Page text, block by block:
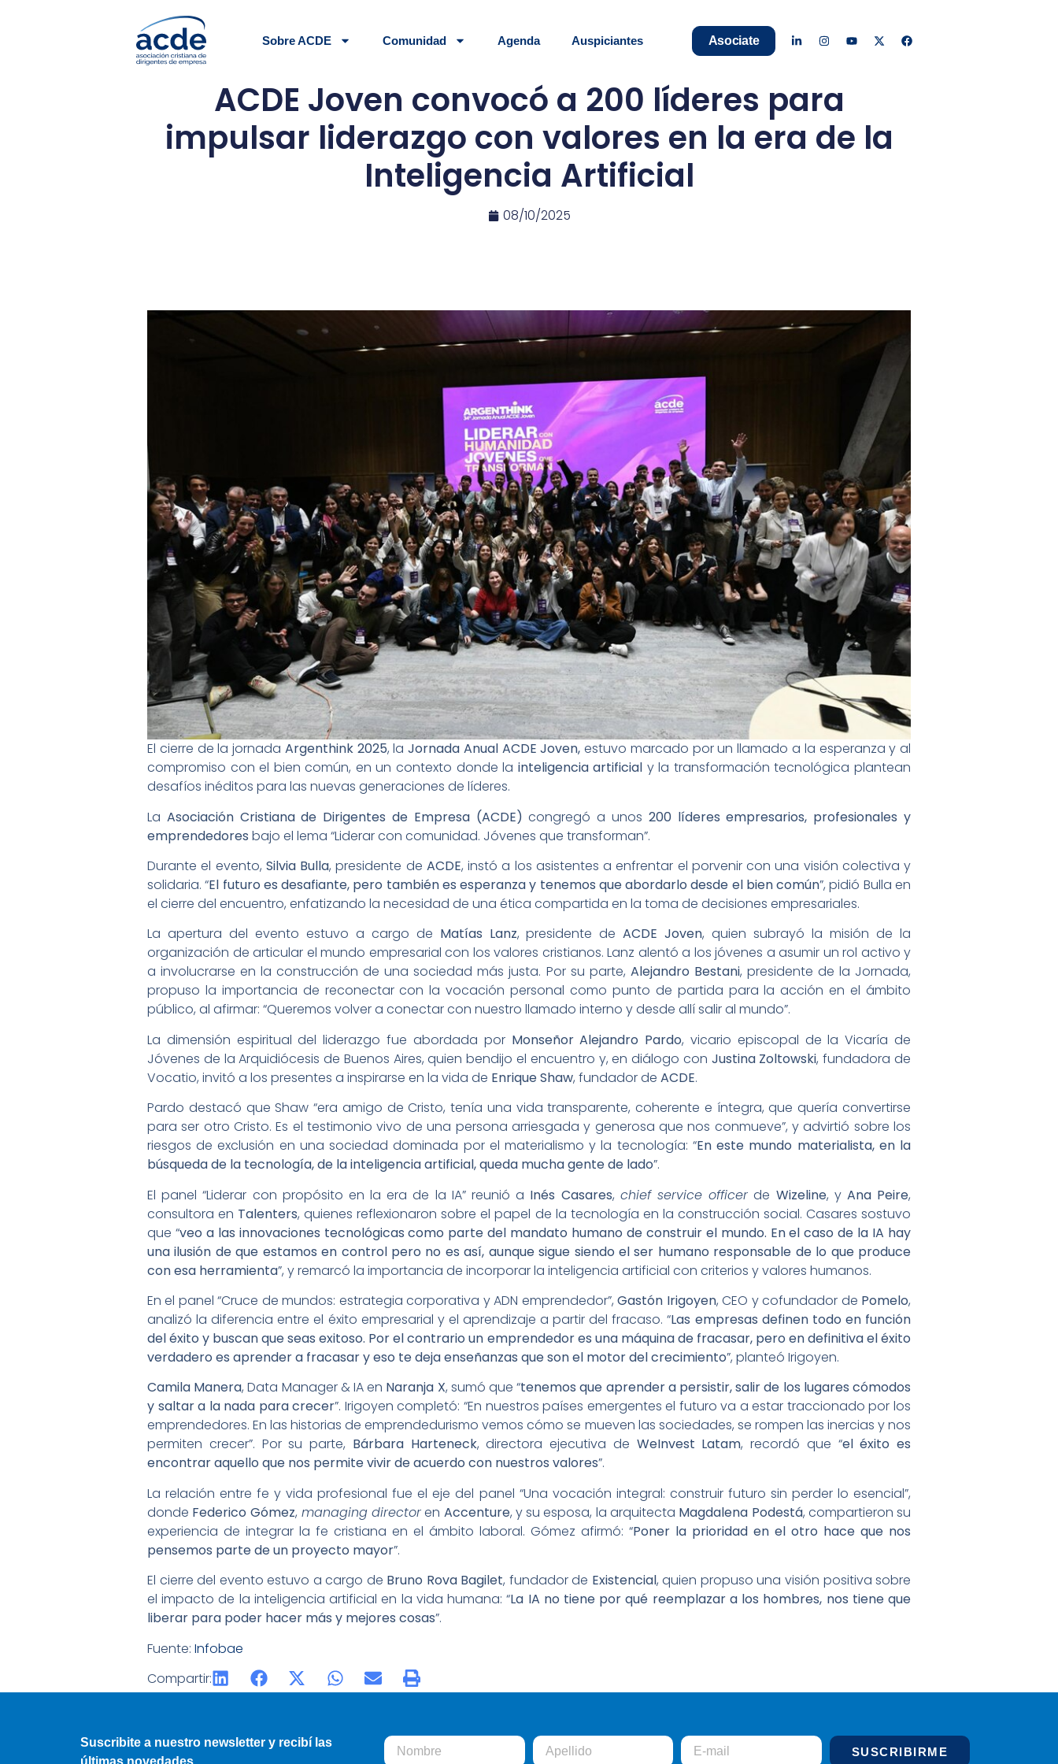
Sobre ACDE Comunidad Agenda Auspiciantes Asociate
ACDE Joven convocó a 200 líderes para
impulsar liderazgo con valores en la era de la
Inteligencia Artificial
08/10/2025
El cierre de la jornada Argenthink 2025, laJornada Anual ACDE Joven,estuvo marcado por un llamado a la esperanza y al
compromiso con el bien común, en un contexto donde la inteligencia artificial y la transformación tecnológica plantean
desafíos inéditos para las nuevas generaciones de líderes.
La Asociación Cristiana de Dirigentes de Empresa (ACDE) congregó a unos 200 líderes empresarios, profesionales y
emprendedores bajo el lema “Liderar con comunidad. Jóvenes que transforman”.
Durante el evento, Silvia Bulla, presidente de ACDE, instó a los asistentes a enfrentar el porvenir con una visión colectiva y
solidaria. “El futuro es desafiante, pero también es esperanza y tenemos que abordarlo desde el bien común”, pidió Bulla en
el cierre del encuentro, enfatizando la necesidad de una ética compartida en la toma de decisiones empresariales.
La apertura del evento estuvo a cargo de Matías Lanz, presidente deACDE Joven, quien subrayó la misión de la
organización de articular el mundo empresarial con los valores cristianos. Lanz alentó a los jóvenes a asumir un rol activo y
a involucrarse en la construcción de una sociedad más justa. Por su parte, Alejandro Bestani, presidente de la Jornada,
propuso la importancia de reconectar con la vocación personal como punto de partida para la acción en el ámbito
público, al afirmar: “Queremos volver a conectar con nuestro llamado interno y desde allí salir al mundo”.
La dimensión espiritual del liderazgo fue abordada por Monseñor Alejandro Pardo, vicario episcopal de la Vicaría de
Jóvenes de la Arquidiócesis de Buenos Aires, quien bendijo el encuentro y, en diálogo con Justina Zoltowski, fundadora de
Vocatio, invitó a los presentes a inspirarse en la vida de Enrique Shaw, fundador de ACDE.
Pardo destacó que Shaw “era amigo de Cristo, tenía una vida transparente, coherente e íntegra, que quería convertirse
para ser otro Cristo. Es el testimonio vivo de una persona arriesgada y generosa que nos conmueve”, y advirtió sobre los
riesgos de exclusión en una sociedad dominada por el materialismo y la tecnología: “En este mundo materialista, en la
búsqueda de la tecnología, de la inteligencia artificial, queda mucha gente de lado”.
El panel “Liderar con propósito en la era de la IA” reunió a Inés Casares, chief service officer de Wizeline, y Ana Peire,
consultora en Talenters, quienes reflexionaron sobre el papel de la tecnología en la construcción social. Casares sostuvo
que “veo a las innovaciones tecnológicas como parte del mandato humano de construir el mundo. En el caso de la IA hay
una ilusión de que estamos en control pero no es así, aunque sigue siendo el ser humano responsable de lo que produce
con esa herramienta”, y remarcó la importancia de incorporar la inteligencia artificial con criterios y valores humanos.
En el panel “Cruce de mundos: estrategia corporativa y ADN emprendedor”,Gastón Irigoyen, CEO y cofundador de Pomelo,
analizó la diferencia entre el éxito empresarial y el aprendizaje a partir del fracaso. “Las empresas definen todo en función
del éxito y buscan que seas exitoso. Por el contrario un emprendedor es una máquina de fracasar, pero en definitiva el éxito
verdadero es aprender a fracasar y eso te deja enseñanzas que son el motor del crecimiento”, planteó Irigoyen.
Camila Manera, Data Manager & IA en Naranja X, sumó que “tenemos que aprender a persistir, salir de los lugares cómodos
y saltar a la nada para crecer”. Irigoyen completó: “En nuestros países emergentes el futuro va a estar traccionado por los
emprendedores. En las historias de emprendedurismo vemos cómo se mueven las sociedades, se rompen las inercias y nos
permiten crecer”. Por su parte, Bárbara Harteneck, directora ejecutiva de WeInvest Latam, recordó que “el éxito es
encontrar aquello que nos permite vivir de acuerdo con nuestros valores”.
La relación entre fe y vida profesional fue el eje del panel “Una vocación integral: construir futuro sin perder lo esencial”,
donde Federico Gómez, managing directoren Accenture, y su esposa, la arquitecta Magdalena Podestá, compartieron su
experiencia de integrar la fe cristiana en el ámbito laboral. Gómez afirmó: “Poner la prioridad en el otro hace que nos
pensemos parte de un proyecto mayor”.
El cierre del evento estuvo a cargo de Bruno Rova Bagilet, fundador de Existencial, quien propuso una visión positiva sobre
el impacto de la inteligencia artificial en la vida humana: “La IA no tiene por qué reemplazar a los hombres, nos tiene que
liberar para poder hacer más y mejores cosas”.
Fuente: Infobae
Compartir:
Suscribite a nuestro newsletter y recibí las
últimas novedades
SUSCRIBIRME